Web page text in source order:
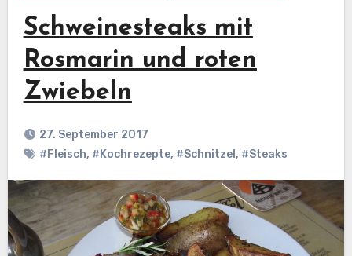
Schweinesteaks mit
Rosmarin und roten
Zwiebeln
27. September 2017
#Fleisch, #Kochrezepte, #Schnitzel , #Steaks